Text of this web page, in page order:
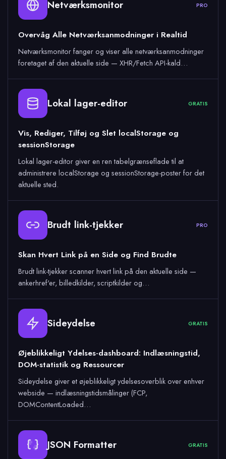
Netværksmonitor PRO
Overvåg Alle Netværksanmodninger i Realtid
Netværksmonitor fanger og viser alle netværksanmodninger
foretaget af den aktuelle side — XHR/Fetch API-kald…
Lokal lager-editor GRATIS
Vis, Rediger, Tilføj og Slet localStorage og
sessionStorage
Lokal lager-editor giver en ren tabelgrænseflade til at
administrere localStorage og sessionStorage-poster for det
aktuelle sted.
Brudt link-tjekker PRO
Skan Hvert Link på en Side og Find Brudte
Brudt link-tjekker scanner hvert link på den aktuelle side —
ankerhref'er, billedkilder, scriptkilder og…
Sideydelse GRATIS
Øjeblikkeligt Ydelses-dashboard: Indlæsningstid,
DOM-statistik og Ressourcer
Sideydelse giver et øjeblikkeligt ydelsesoverblik over enhver
webside — indlæsningstidsmålinger (FCP,
DOMContentLoaded…
JSON Formatter GRATIS